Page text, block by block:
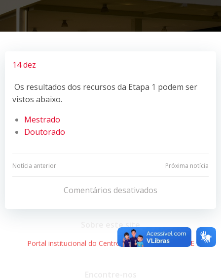
14 dez
Os resultados dos recursos da Etapa 1 podem ser
vistos abaixo.
Mestrado
Doutorado
Navegação
Post
Notícia anterior
Navegação
de
Post
Próxima notícia
Comentários desativados
Sobre este site
Portal institucional do Centro de Informática – UFPE